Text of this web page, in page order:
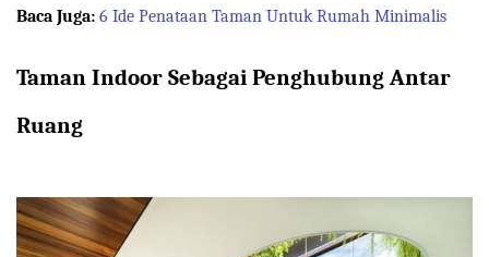
Baca Juga: 6 Ide Penataan Taman Untuk Rumah Minimalis
Taman Indoor Sebagai Penghubung Antar
Ruang